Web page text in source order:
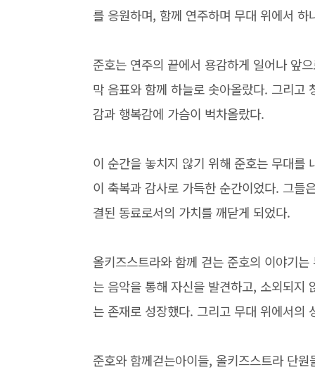
를 응원하며, 함께 연주하며 무대 위에서
준호는 연주의 끝에서 용감하게 일어나 앞
막 음표와 함께 하늘로 솟아올랐다. 그리고
감과 행복감에 가슴이 벅차올랐다.
이 순간을 놓치지 않기 위해 준호는 무대를
이 축복과 감사로 가득한 순간이었다. 그들
결된 동료로서의 가치를 깨닫게 되었다.
올키즈스트라와 함께 걷는 준호의 이야기
는 음악을 통해 자신을 발견하고, 소외되지
는 존재로 성장했다. 그리고 무대 위에서의
준호와 함께걷는아이들, 올키즈스트라 단